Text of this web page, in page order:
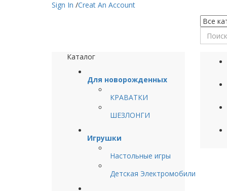
Sign In /Creat An Account
Каталог
Для новорожденных
КРАВАТКИ
ШЕЗЛОНГИ
Игрушки
Настольные игры
Детская Электромобили